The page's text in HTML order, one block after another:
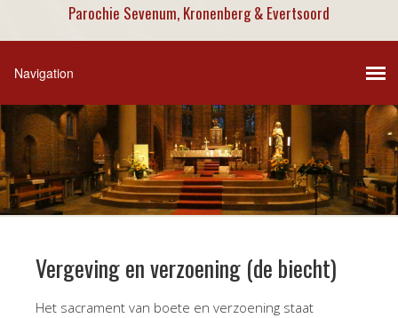
Parochie Sevenum, Kronenberg & Evertsoord
Vergeving en verzoening (de biecht)
Het sacrament van boete en verzoening staat